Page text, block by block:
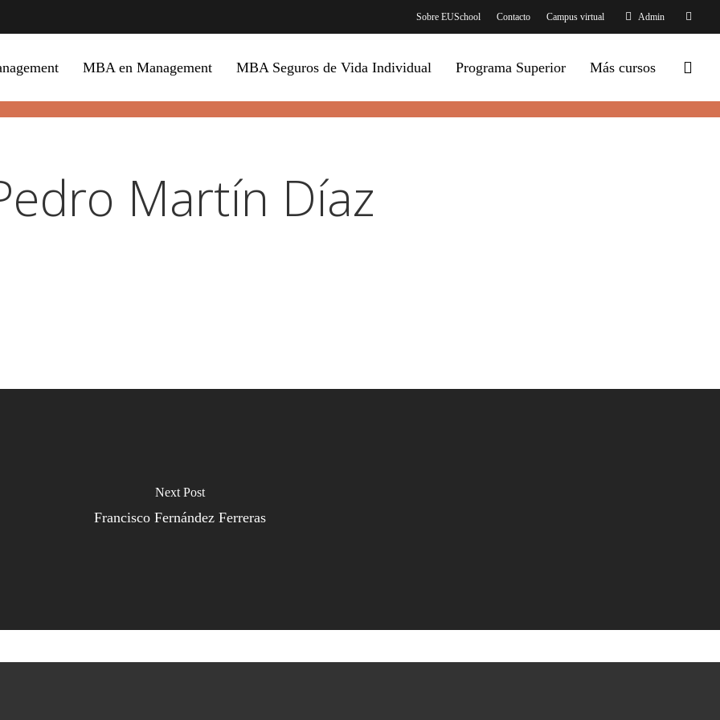
Sobre EUSchool Contacto Campus virtual Admin
MBA en Management MBA Seguros de Vida Individual Programa Superior Más cursos
Martín Díaz
Next Post
Francisco Fernández Ferreras